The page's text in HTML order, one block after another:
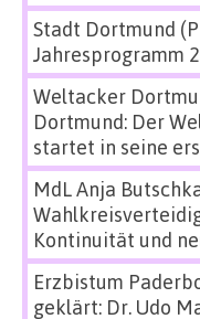
Stadt Dortmund
Jahresprogramm
Weltacker
Dortmund: Der
startet in seine
MdL Anja
Kontinuität und
Erzbistum
geklärt: Dr. Udo